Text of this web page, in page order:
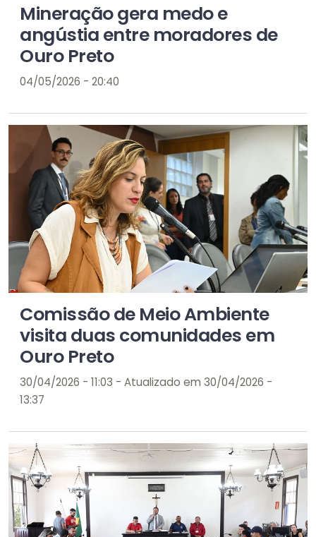
Mineração gera medo e
angústia entre moradores de
Ouro Preto
04/05/2026 - 20:40
Comissão de Meio Ambiente
visita duas comunidades em
Ouro Preto
30/04/2026 - 11:03 - Atualizado em 30/04/2026 -
13:37